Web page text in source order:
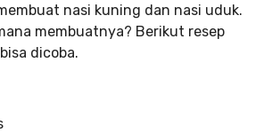
nasi kuning dan nasi uduk.
membuatnya? Berikut resep
dicoba.